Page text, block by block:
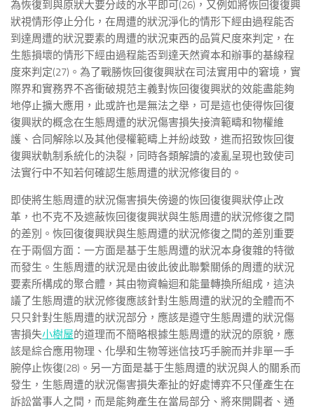
為恢復到與原狀大要分歧的水平即可(26)，又例如將恢回復復興
狀視情形停止分化，在周遭的狀況淨化的情形下經由過程能否
到達周遭的狀況要素的周遭的狀況東西的品質尺度來判定，在
生態損壞的情形下經由過程能否到達天然資本和辦事的基線程
度來判定(27)。為了戰勝恢回復復興狀在司法實用中的窘境，實
際界和實務界不吝衝破規范主義對恢回復復興狀的效能盡能夠
地停止擴大應用，此或許也是無法之舉，可是這也使得恢回復
復興狀的概念在生態周遭的狀況傷害損失接濟範疇和物權維
護、合同解除以及其他侵權範疇上并紛歧致，進而招致恢回復
復興狀軌制系統化的決裂，同時各類解讀的凌亂呈現也致使司
法實行中不知若何確認生態周遭的狀況修復目的。
即使將生態周遭的狀況傷害損失傍邊的恢回復復興狀停止改
革，也不克不及遮蔽恢回復復興狀與生態周遭的狀況修復之間
的差別。恢回復復興狀與生態周遭的狀況修復之間的差別重要
在于兩個方面：一方面是基于生態周遭的狀況本身復雜的特徵
而發生。生態周遭的狀況是由彼此彼此聯繫關係的周遭的狀況
要素所構成的聚合體，其由物資輪迴和能量轉換所組成，這決
議了生態周遭的狀況修復應該針對生態周遭的狀況的全體而不
只只針對生態周遭的狀況部分，應該是遵守生態周遭的狀況傷
害損失小樹屋的道理而不簡略根據生態周遭的狀況的原貌，應
該是綜合應用物理、化學和生物等迷信技巧手腕而并非單一手
腕停止恢復(28)。另一方面是基于生態周遭的狀況與人的關系而
發生，生態周遭的狀況傷害損失牽扯的好處博弈不只僅產生在
訴訟當事人之間，而是能夠產生在當局部分、將來開闢者、通